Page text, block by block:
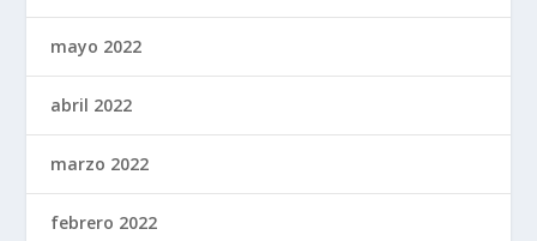
mayo 2022
abril 2022
marzo 2022
febrero 2022